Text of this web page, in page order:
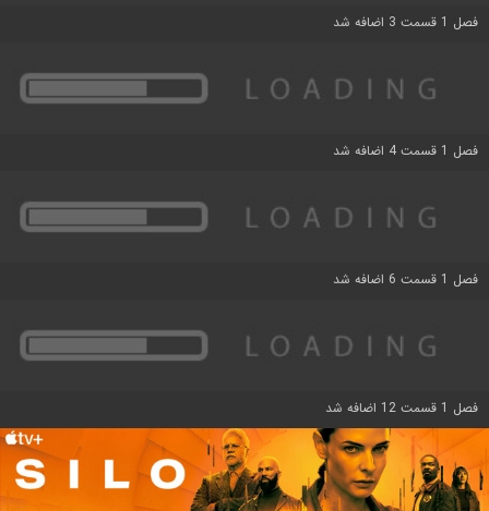
فصل 1 قسمت 3 اضافه شد
فصل 1 قسمت 4 اضافه شد
فصل 1 قسمت 6 اضافه شد
فصل 1 قسمت 12 اضافه شد